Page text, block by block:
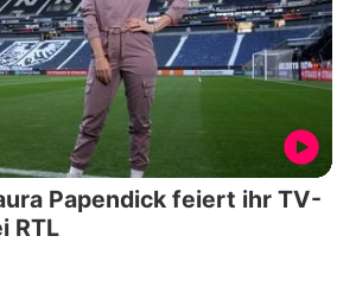
Papendick feiert ihr TV-
RTL